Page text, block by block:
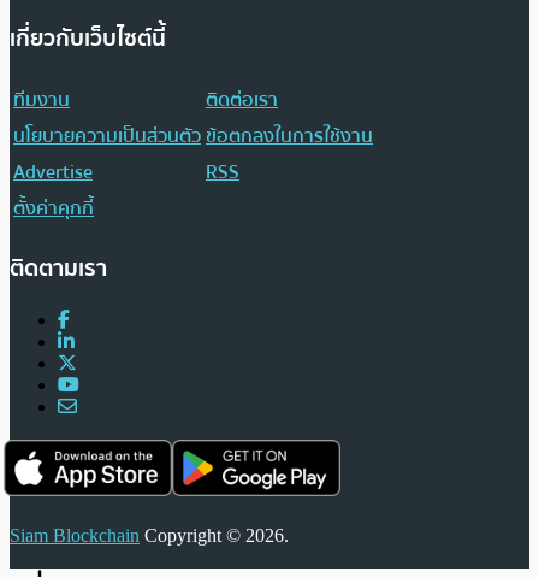
เกี่ยวกับเว็บไซต์นี้
ทีมงาน
ติดต่อเรา
นโยบายความเป็นส่วนตัวข้อตกลงในการใช้งาน
Advertise
RSS
ตั้งค่าคุกกี้
ติดตามเรา
Siam Blockchain Copyright © 2026.